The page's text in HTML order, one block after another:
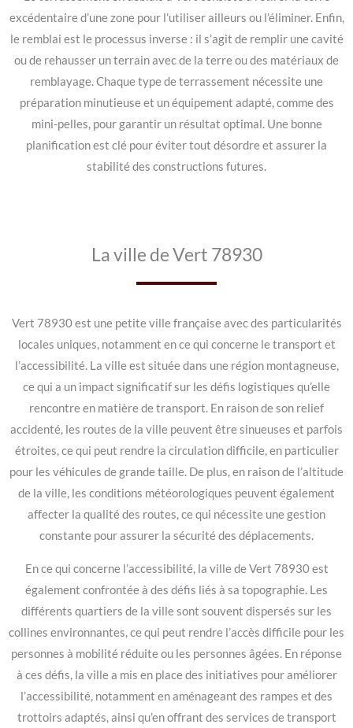
excédentaire d’une zone pour l’utiliser ailleurs ou l’éliminer. Enfin,
le remblai est le processus inverse : il s’agit de remplir une cavité
ou de rehausser un terrain avec de la terre ou des matériaux de
remblayage. Chaque type de terrassement nécessite une
préparation minutieuse et un équipement adapté, comme des
mini-pelles, pour garantir un résultat optimal. Une bonne
planification est clé pour éviter tout désordre et assurer la
stabilité des constructions futures.
La ville de Vert 78930
Vert 78930 est une petite ville française avec des particularités
locales uniques, notamment en ce qui concerne le transport et
l’accessibilité. La ville est située dans une région montagneuse,
ce qui a un impact significatif sur les défis logistiques qu’elle
rencontre en matière de transport. En raison de son relief
accidenté, les routes de la ville peuvent être sinueuses et parfois
étroites, ce qui peut rendre la circulation difficile, en particulier
pour les véhicules de grande taille. De plus, en raison de l’altitude
de la ville, les conditions météorologiques peuvent également
affecter la qualité des routes, ce qui nécessite une gestion
constante pour assurer la sécurité des déplacements.
En ce qui concerne l’accessibilité, la ville de Vert 78930 est
également confrontée à des défis liés à sa topographie. Les
différents quartiers de la ville sont souvent dispersés sur les
collines environnantes, ce qui peut rendre l’accès difficile pour les
personnes à mobilité réduite ou les personnes âgées. En réponse
à ces défis, la ville a mis en place des initiatives pour améliorer
l’accessibilité, notamment en aménageant des rampes et des
trottoirs adaptés, ainsi qu’en offrant des services de transport